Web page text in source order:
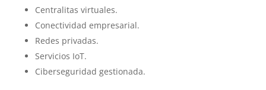
Centralitas virtuales.
Conectividad empresarial.
Redes privadas.
Servicios IoT.
Ciberseguridad gestionada.